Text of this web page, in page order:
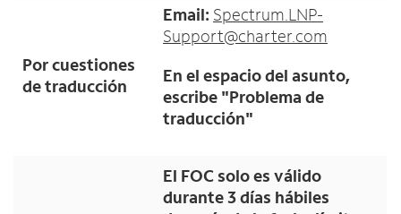
Por cuestiones
de traducción
Email: Spectrum.LNP-
Support@charter.com
En el espacio del asunto,
escribe "Problema de
traducción"
El FOC solo es válido
durante 3 días hábiles